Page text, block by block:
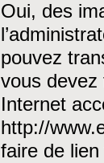
Oui, des
pouvez
vous devez
Internet
http://
faire de